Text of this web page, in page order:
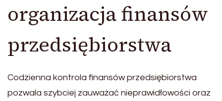
organizacja finansów
przedsiębiorstwa
Codzienna kontrola finansów przedsiębiorstwa
pozwala szybciej zauważać nieprawidłowości oraz